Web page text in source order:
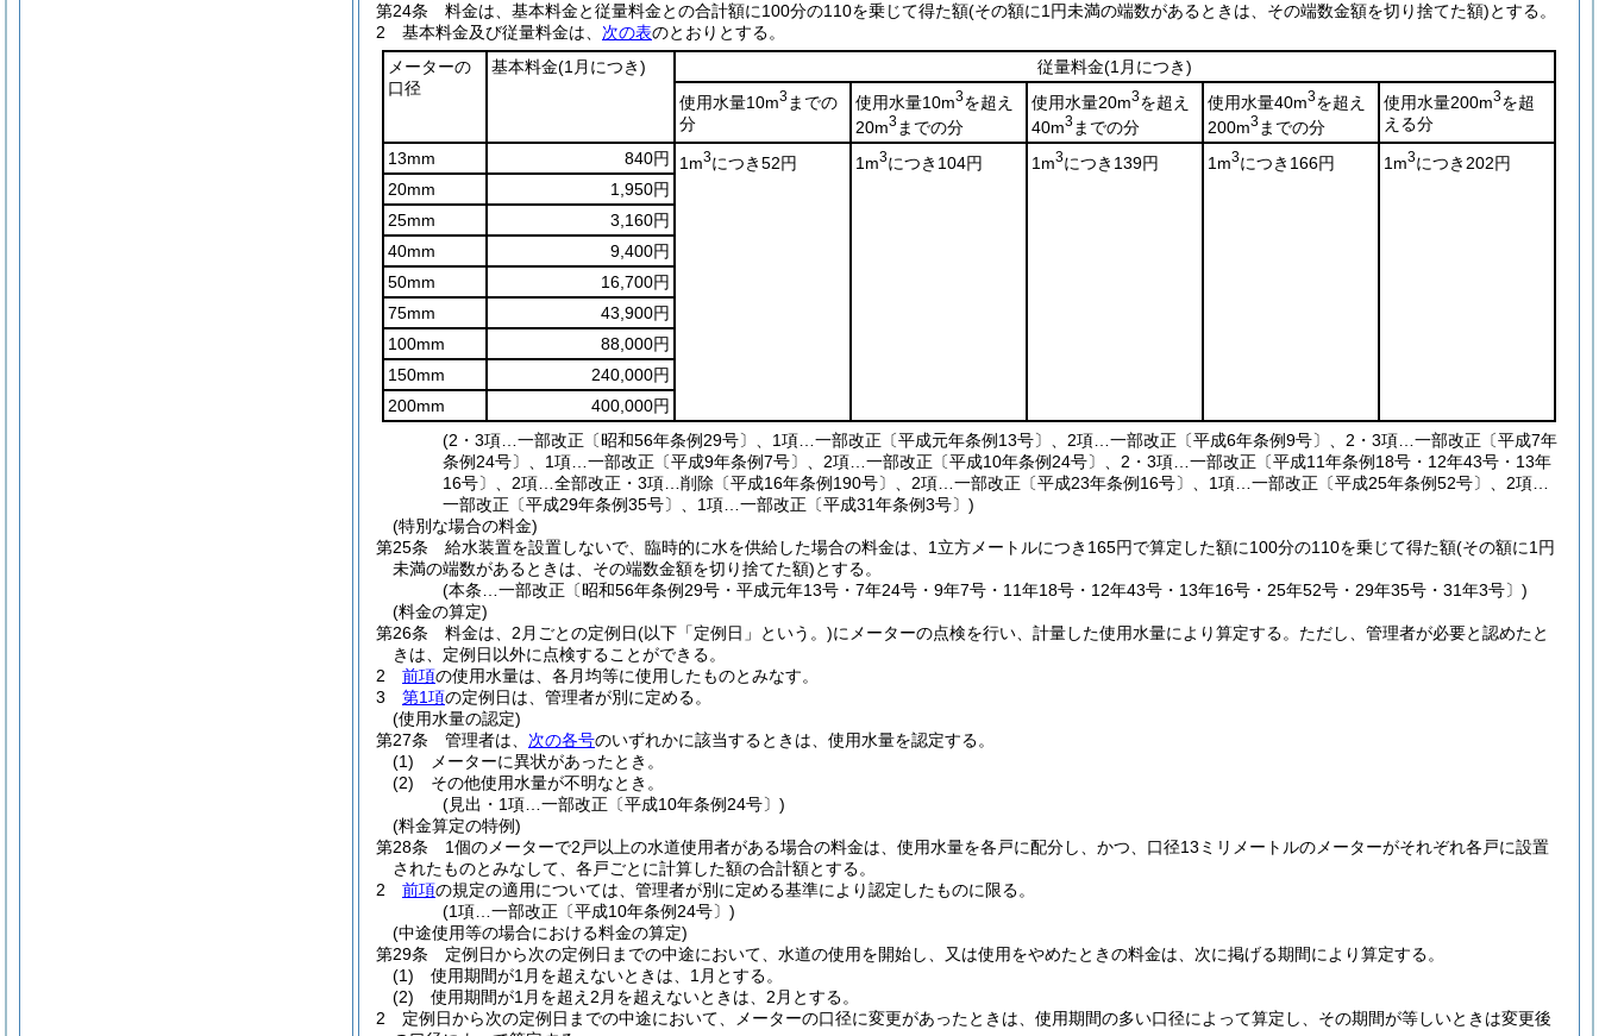
第24条
料金は、基本料金と従量料金との合計額に100分の110を乗じて得た額(その額に1円未満の端数があるときは、その端数金額を切り捨てた額)とする。
2
基本料金及び従量料金は、 次の表のとおりとする。
メーターの
口径
基本料金(1月につき) 従量料金(1月につき)
使用水量10m3 までの
分
使用水量10m3を超え
20m3までの分
使用水量20m3を超え
40m3までの分
使用水量40m3を超え
200m3までの分
使用水量200m3を超
える分
13mm
840円 1m3につき52円 1m3につき104円 1m3につき139円 1m3につき166円 1m3につき202円
20mm
1,950円
25mm
3,160円
40mm
9,400円
50mm
16,700円
75mm
43,900円
100mm
88,000円
150mm
240,000円
200mm
400,000円
(2・3項…一部改正〔昭和56年条例29号〕、1項…一部改正〔平成元年条例13号〕、2項…一部改正〔平成6年条例9号〕、2・3項…一部改正〔平成7年
条例24号〕、1項…一部改正〔平成9年条例7号〕、2項…一部改正〔平成10年条例24号〕、2・3項…一部改正〔平成11年条例18号・12年43号・13年
16号〕、2項…全部改正・3項…削除〔平成16年条例190号〕、2項…一部改正〔平成23年条例16号〕、1項…一部改正〔平成25年条例52号〕、2項…
一部改正〔平成29年条例35号〕、1項…一部改正〔平成31年条例3号〕)
(特別な場合の料金)
第25条
給水装置を設置しないで、臨時的に水を供給した場合の料金は、1立方メートルにつき165円で算定した額に100分の110を乗じて得た額(その額に1円
未満の端数があるときは、その端数金額を切り捨てた額)とする。
(本条…一部改正〔昭和56年条例29号・平成元年13号・7年24号・9年7号・11年18号・12年43号・13年16号・25年52号・29年35号・31年3号〕)
(料金の算定)
第26条
料金は、2月ごとの定例日(以下「定例日」という。)にメーターの点検を行い、計量した使用水量により算定する。 ただし、管理者が必要と認めたと
きは、定例日以外に点検することができる。
2
前項の使用水量は、各月均等に使用したものとみなす。
3
第1項の定例日は、管理者が別に定める。
(使用水量の認定)
第27条
管理者は、 次の各号のいずれかに該当するときは、使用水量を認定する。
(1)
メーターに異状があったとき。
(2)
その他使用水量が不明なとき。
(見出・1項…一部改正〔平成10年条例24号〕)
(料金算定の特例)
第28条
1個のメーターで2戸以上の水道使用者がある場合の料金は、使用水量を各戸に配分し、かつ、口径13ミリメートルのメーターがそれぞれ各戸に設置
されたものとみなして、各戸ごとに計算した額の合計額とする。
2
前項の規定の適用については、管理者が別に定める基準により認定したものに限る。
(1項…一部改正〔平成10年条例24号〕)
(中途使用等の場合における料金の算定)
第29条
定例日から次の定例日までの中途において、水道の使用を開始し、又は使用をやめたときの料金は、次に掲げる期間により算定する。
(1)
使用期間が1月を超えないときは、1月とする。
(2)
使用期間が1月を超え2月を超えないときは、2月とする。
2
定例日から次の定例日までの中途において、メーターの口径に変更があったときは、使用期間の多い口径によって算定し、その期間が等しいときは変更後